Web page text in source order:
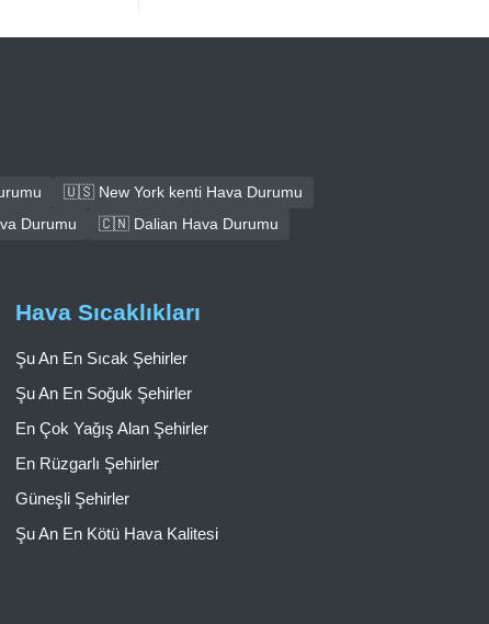
🇺🇸 New York kenti Hava Durumu
Durumu
🇨🇳 Dalian Hava Durumu
Hava Sıcaklıkları
Şu An En Sıcak Şehirler
Şu An En Soğuk Şehirler
En Çok Yağış Alan Şehirler
En Rüzgarlı Şehirler
Güneşli Şehirler
Şu An En Kötü Hava Kalitesi